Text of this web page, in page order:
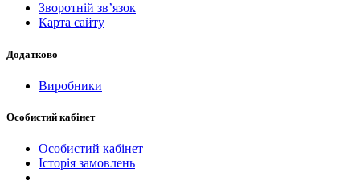
Зворотній зв’язок
Карта сайту
Додатково
Виробники
Особистий кабінет
Особистий кабінет
Історія замовлень